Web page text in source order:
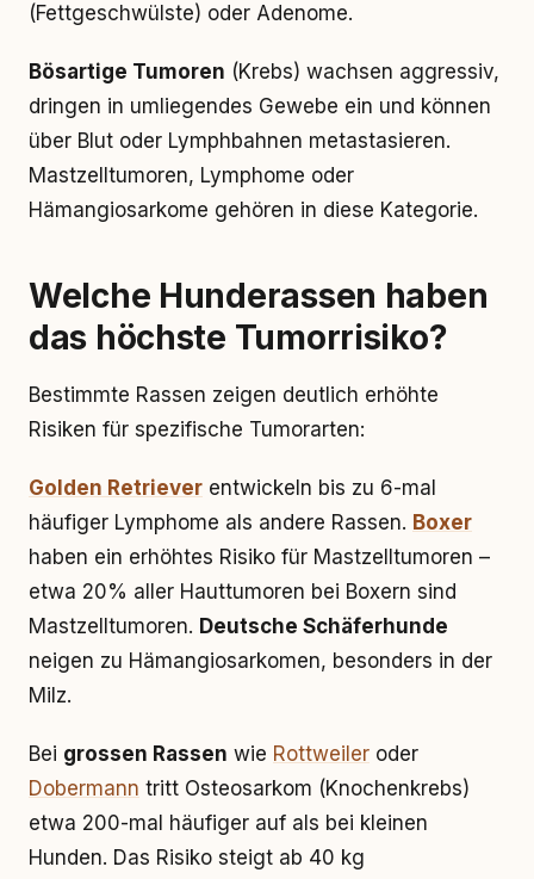
(Fettgeschwülste) oder Adenome.
Bösartige Tumoren (Krebs) wachsen aggressiv,
dringen in umliegendes Gewebe ein und können
über Blut oder Lymphbahnen metastasieren.
Mastzelltumoren, Lymphome oder
Hämangiosarkome gehören in diese Kategorie.
Welche Hunderassen haben
das höchste Tumorrisiko?
Bestimmte Rassen zeigen deutlich erhöhte
Risiken für spezifische Tumorarten:
Golden Retriever entwickeln bis zu 6-mal
häufiger Lymphome als andere Rassen. Boxer
haben ein erhöhtes Risiko für Mastzelltumoren –
etwa 20% aller Hauttumoren bei Boxern sind
Mastzelltumoren. Deutsche Schäferhunde
neigen zu Hämangiosarkomen, besonders in der
Milz.
Bei grossen Rassen wie Rottweiler oder
Dobermann tritt Osteosarkom (Knochenkrebs)
etwa 200-mal häufiger auf als bei kleinen
Hunden. Das Risiko steigt ab 40 kg